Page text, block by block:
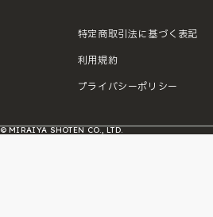
特定商取引法に基づく表記
利用規約
プライバシーポリシー
© MIRAIYA SHOTEN CO., LTD.